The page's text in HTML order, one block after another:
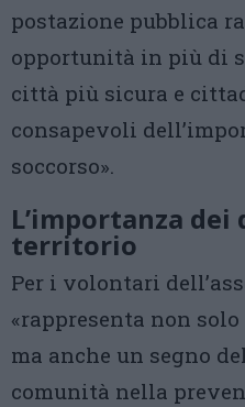
postazione pubblica
opportunità in più di
città più sicura e
consapevoli
soccorso».
L’importanza
territorio
Per i volontari
«rappresenta non
ma anche un segno
comunità nella